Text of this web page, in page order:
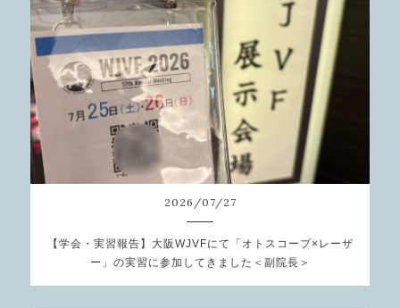
2026 /07/27
【学会・実習報告】大阪WJVFにて「オトスコープ×レーザ
ー」の実習に参加してきました＜副院長＞